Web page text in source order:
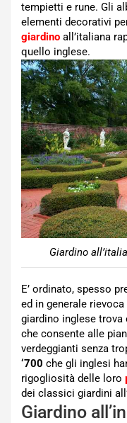
tempietti e rune. Gli
elementi decorativi
giardino all’italiana
quello inglese.
Giardino
E’ ordinato, spesso
ed in generale
giardino inglese
che consente alle
verdeggianti senza
‘700 che gli inglesi
rigogliosità delle loro
dei classici giardini
Giardino